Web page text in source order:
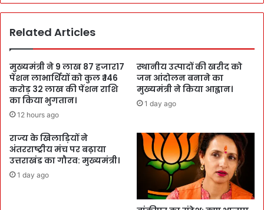
Related Articles
मुख्यमंत्री ने 9 लाख 87 हजार17
पेंशन लाभार्थियों को कुल ₹ 146
करोड़ 32 लाख की पेंशन राशि
का किया भुगतान।
12 hours ago
स्थानीय उत्पादों की खरीद को
जन आंदोलन बनाने का
मुख्यमंत्री ने किया आह्वान।
1 day ago
राज्य के खिलाड़ियों ने
अंतरराष्ट्रीय मंच पर बढ़ाया
उत्तराखंड का गौरव: मुख्यमंत्री।
1 day ago